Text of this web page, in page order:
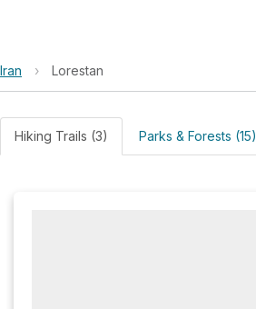
Iran › Lorestan
Hiking Trails (3) Parks & Forests (15)